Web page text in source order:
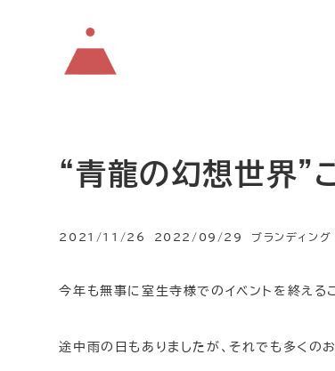
“青龍の幻想世界”
2021/11/26
2022/09/29 カテゴリー
ブランディング
今年も無事に室生寺様でのイベントを終える
途中雨の日もありましたが、それでも多くの